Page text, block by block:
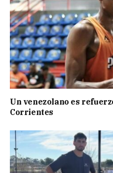
Un venezolano es
Corrientes